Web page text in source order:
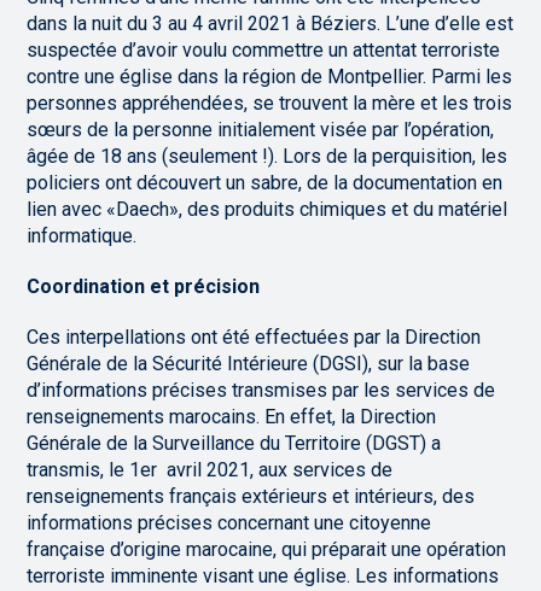
dans la nuit du 3 au 4 avril 2021 à Béziers. L’une d’elle est
suspectée d’avoir voulu commettre un attentat terroriste
contre une église dans la région de Montpellier. Parmi les
personnes appréhendées, se trouvent la mère et les trois
sœurs de la personne initialement visée par l’opération,
âgée de 18 ans (seulement !). Lors de la perquisition, les
policiers ont découvert un sabre, de la documentation en
lien avec «Daech», des produits chimiques et du matériel
informatique.
Coordination et précision
Ces interpellations ont été effectuées par la Direction
Générale de la Sécurité Intérieure (DGSI), sur la base
d’informations précises transmises par les services de
renseignements marocains. En effet, la Direction
Générale de la Surveillance du Territoire (DGST) a
transmis, le 1er avril 2021, aux services de
renseignements français extérieurs et intérieurs, des
informations précises concernant une citoyenne
française d’origine marocaine, qui préparait une opération
terroriste imminente visant une église. Les informations